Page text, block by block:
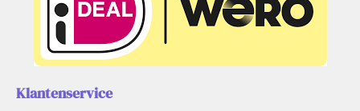
Klantenservice